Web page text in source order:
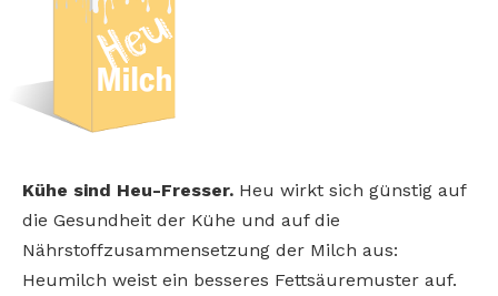
Kühe sind Heu-Fresser. Heu wirkt sich günstig auf
die Gesundheit der Kühe und auf die
Nährstoffzusammensetzung der Milch aus:
Heumilch weist ein besseres Fettsäuremuster auf.